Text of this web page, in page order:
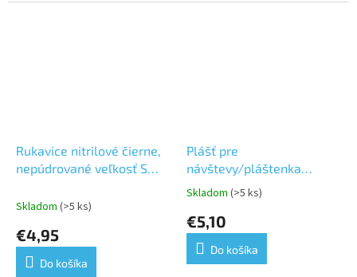
Rukavice nitrilové čierne,
nepúdrované veľkosť S
Skladom (>5 ks)
€4,95
Do košíka
Plášť pre
návštevy/pláštenka
/LDPE/ s kapucňou 10ks
Priemerné
produktu
5,0
Skladom (>5 ks)
€5,10
Do košíka